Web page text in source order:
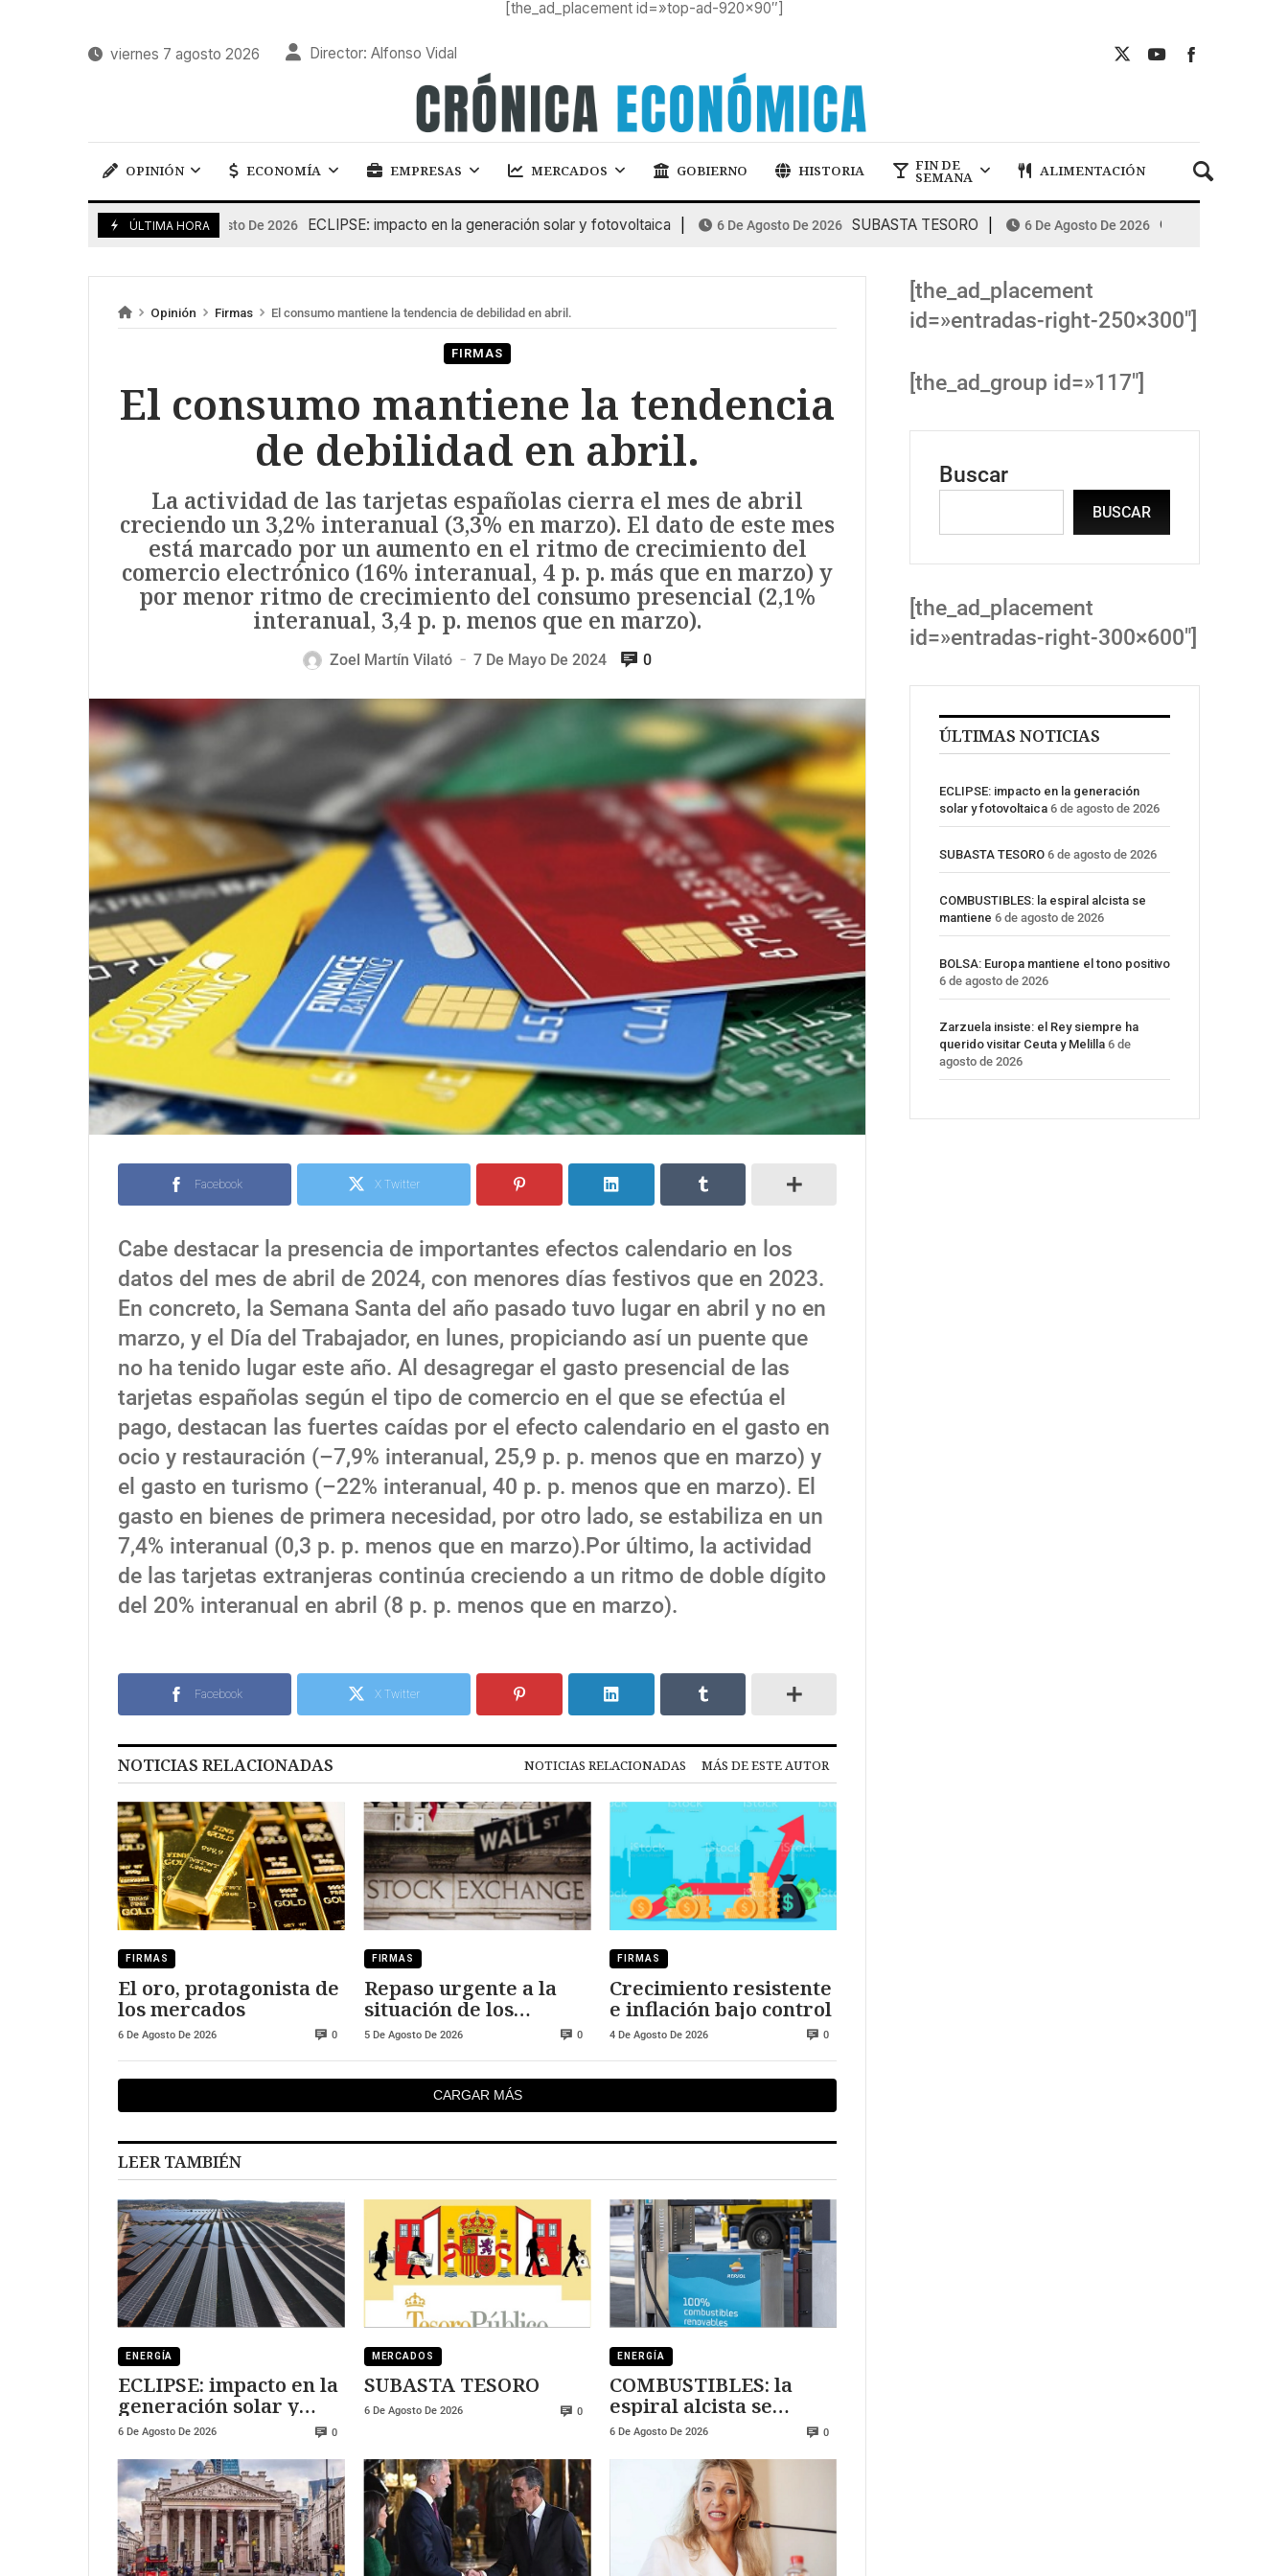
[the_ad_placement id=»top-ad-920×90″]
viernes 7 agosto 2026 Director: Alfonso Vidal
OPINIÓN ECONOMÍA EMPRESAS MERCADOS GOBIERNO HISTORIA FIN DE
SEMANA ALIMENTACIÓN
ÚLTIMA HORA
6 De Agosto De 2026 ECLIPSE: impacto en la generación solar y fotovoltaica 6 De Agosto De 2026 SUBASTA TESORO 6 De Agosto De 2026 COMBUSTIBLES: la
Opinión Firmas El consumo mantiene la tendencia de debilidad en abril.
FIRMAS
El consumo mantiene la tendencia
de debilidad en abril.
La actividad de las tarjetas españolas cierra el mes de abril
creciendo un 3,2% interanual (3,3% en marzo). El dato de este mes
está marcado por un aumento en el ritmo de crecimiento del
comercio electrónico (16% interanual, 4 p. p. más que en marzo) y
por menor ritmo de crecimiento del consumo presencial (2,1%
interanual, 3,4 p. p. menos que en marzo).
Zoel Martín Vilató — 7 De Mayo De 2024 0
Facebook X Twitter
Cabe destacar la presencia de importantes efectos calendario en los
datos del mes de abril de 2024, con menores días festivos que en 2023.
En concreto, la Semana Santa del año pasado tuvo lugar en abril y no en
marzo, y el Día del Trabajador, en lunes, propiciando así un puente que
no ha tenido lugar este año. Al desagregar el gasto presencial de las
tarjetas españolas según el tipo de comercio en el que se efectúa el
pago, destacan las fuertes caídas por el efecto calendario en el gasto en
ocio y restauración (–7,9% interanual, 25,9 p. p. menos que en marzo) y
el gasto en turismo (–22% interanual, 40 p. p. menos que en marzo). El
gasto en bienes de primera necesidad, por otro lado, se estabiliza en un
7,4% interanual (0,3 p. p. menos que en marzo).Por último, la actividad
de las tarjetas extranjeras continúa creciendo a un ritmo de doble dígito
del 20% interanual en abril (8 p. p. menos que en marzo).
Facebook X Twitter
NOTICIAS RELACIONADAS NOTICIAS RELACIONADAS MÁS DE ESTE AUTOR
FIRMAS
El oro, protagonista de
los mercados
6 De Agosto De 2026 0
FIRMAS
Repaso urgente a la
situación de los
mercados
5 De Agosto De 2026 0
FIRMAS
Crecimiento resistente
e inflación bajo control
4 De Agosto De 2026 0
CARGAR MÁS
LEER TAMBIÉN
ENERGÍA
ECLIPSE: impacto en la
generación solar y
fotovoltaica
6 De Agosto De 2026 0
MERCADOS
SUBASTA TESORO
6 De Agosto De 2026 0
ENERGÍA
COMBUSTIBLES: la
espiral alcista se
mantiene
6 De Agosto De 2026 0
[the_ad_placement
id=»entradas-right-250×300″]
[the_ad_group id=»117″]
Buscar
BUSCAR
[the_ad_placement
id=»entradas-right-300×600″]
ÚLTIMAS NOTICIAS
ECLIPSE: impacto en la generación
solar y fotovoltaica 6 de agosto de 2026
SUBASTA TESORO 6 de agosto de 2026
COMBUSTIBLES: la espiral alcista se
mantiene 6 de agosto de 2026
BOLSA: Europa mantiene el tono positivo
6 de agosto de 2026
Zarzuela insiste: el Rey siempre ha
querido visitar Ceuta y Melilla 6 de
agosto de 2026